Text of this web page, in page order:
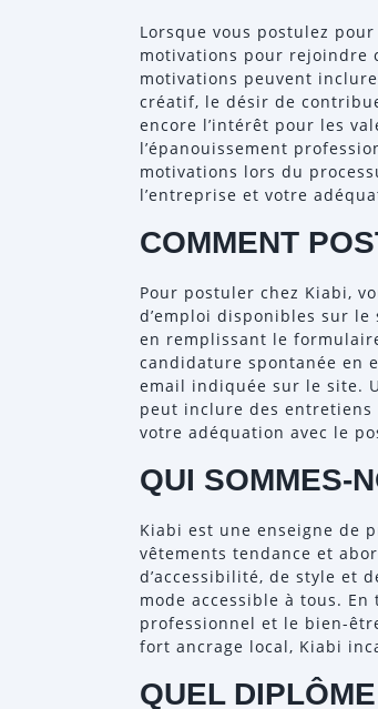
Lorsque vous postulez
motivations pour rejoindre
motivations peuvent
créatif, le désir de
encore l’intérêt pour les
l’épanouissement
motivations lors du
l’entreprise et votre
COMMENT
Pour postuler chez Kiabi,
d’emploi disponibles sur
en remplissant le
candidature spontanée en
email indiquée sur le site.
peut inclure des entretiens
votre adéquation avec le
QUI SOMMES-
Kiabi est une enseigne de
vêtements tendance et
d’accessibilité, de style et
mode accessible à tous.
professionnel et le bien-
fort ancrage local, Kiabi
QUEL